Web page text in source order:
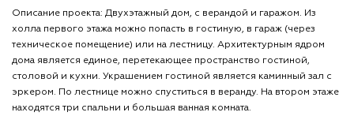
Описание проекта: Двухэтажный дом, с верандой и гаражом. Из
холла первого этажа можно попасть в гостиную, в гараж (через
техническое помещение) или на лестницу. Архитектурным ядром
дома является единое, перетекающее пространство гостиной,
столовой и кухни. Украшением гостиной является каминный зал с
эркером. По лестнице можно спуститься в веранду. На втором этаже
находятся три спальни и большая ванная комната.